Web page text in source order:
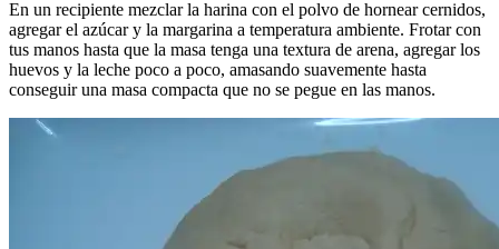
En un recipiente mezclar la harina con el polvo de hornear cernidos,
agregar el azúcar y la margarina a temperatura ambiente. Frotar con
tus manos hasta que la masa tenga una textura de arena, agregar los
huevos y la leche poco a poco, amasando suavemente hasta
conseguir una masa compacta que no se pegue en las manos.